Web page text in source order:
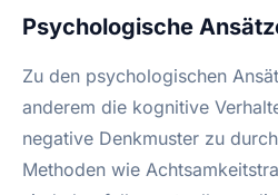
Psychologische
Zu den psychologischen
anderem die kognitive
negative Denkmuster zu
Methoden wie